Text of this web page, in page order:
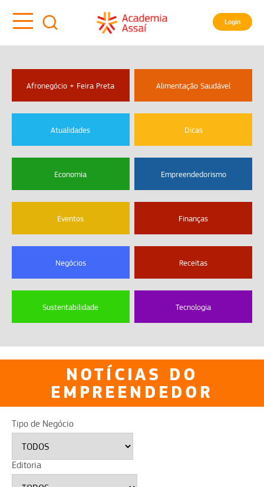
Login
Afronegócio + Feira Preta Alimentação Saudável
Atualidades Dicas
Economia Empreendedorismo
Eventos Finanças
Negócios Receitas
Sustentabilidade Tecnologia
NOTÍCIAS DO
EMPREENDEDOR
Tipo de Negócio
Editoria